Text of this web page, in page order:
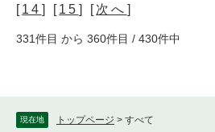
現在地 トップページ > すべて
[14 ] [15 ] [次へ ]
331件目 から 360件目 / 430件中